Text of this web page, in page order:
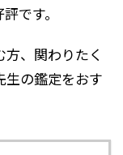
です。
、関わりたく
生の鑑定をおす